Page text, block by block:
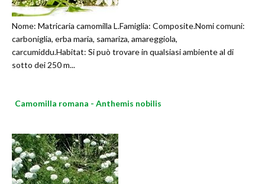
Nome: Matricaria camomilla L.Famiglia: Composite.Nomi comuni:
carboniglia, erba maria, samariza, amareggiola,
carcumiddu.Habitat: Si può trovare in qualsiasi ambiente al di
sotto dei 250 m...
Camomilla romana - Anthemis nobilis